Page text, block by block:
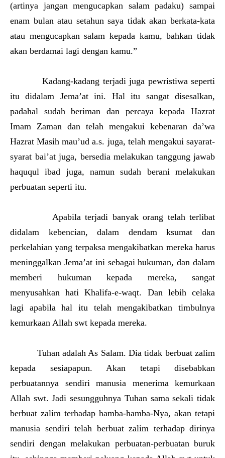
(artinya jangan mengucapkan salam padaku) sampai
enam bulan atau setahun saya tidak akan berkata-kata
atau mengucapkan salam kepada kamu, bahkan tidak
akan berdamai lagi dengan kamu.”
Kadang-kadang terjadi juga pewristiwa seperti
itu didalam Jema’at ini. Hal itu sangat disesalkan,
padahal sudah beriman dan percaya kepada Hazrat
Imam Zaman dan telah mengakui kebenaran da’wa
Hazrat Masih mau’ud a.s. juga, telah mengakui sayarat-
syarat bai’at juga, bersedia melakukan tanggung jawab
haququl ibad juga, namun sudah berani melakukan
perbuatan seperti itu.
Apabila terjadi banyak orang telah terlibat
didalam kebencian, dalam dendam ksumat dan
perkelahian yang terpaksa mengakibatkan mereka harus
meninggalkan Jema’at ini sebagai hukuman, dan dalam
memberi hukuman kepada mereka, sangat
menyusahkan hati Khalifa-e-waqt. Dan lebih celaka
lagi apabila hal itu telah mengakibatkan timbulnya
kemurkaan Allah swt kepada mereka.
Tuhan adalah As Salam. Dia tidak berbuat zalim
kepada sesiapapun. Akan tetapi disebabkan
perbuatannya sendiri manusia menerima kemurkaan
Allah swt. Jadi sesungguhnya Tuhan sama sekali tidak
berbuat zalim terhadap hamba-hamba-Nya, akan tetapi
manusia sendiri telah berbuat zalim terhadap dirinya
sendiri dengan melakukan perbuatan-perbuatan buruk